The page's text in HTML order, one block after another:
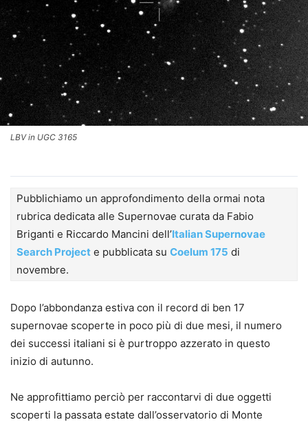
LBV in UGC 3165
Pubblichiamo un approfondimento della ormai nota
rubrica dedicata alle Supernovae curata da Fabio
Briganti e Riccardo Mancini dell’Italian Supernovae
Search Project e pubblicata su Coelum 175 di
novembre.
Dopo l’abbondanza estiva con il record di ben 17
supernovae scoperte in poco più di due mesi, il numero
dei successi italiani si è purtroppo azzerato in questo
inizio di autunno.
Ne approfittiamo perciò per raccontarvi di due oggetti
scoperti la passata estate dall’osservatorio di Monte